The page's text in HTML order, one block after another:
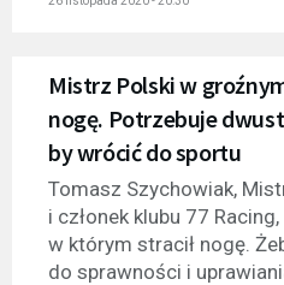
Mistrz Polski w
nogę. Potrzebuje
by wrócić do sportu
Tomasz Szychowiak,
i członek klubu 77
w którym stracił nogę.
do sprawności i